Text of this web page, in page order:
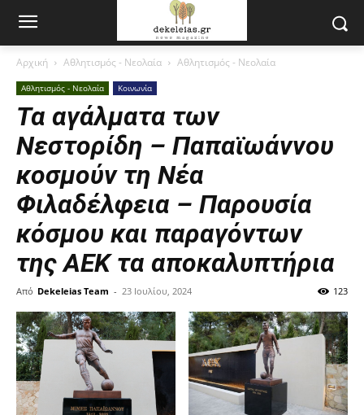
Αρχική Αθλητισμός - Νεολαία Αθλητισμός - Νεολαία
Αθλητισμός - Νεολαία Κοινωνία
Τα αγάλματα των
Νεστορίδη – Παπαϊωάννου
κοσμούν τη Νέα
Φιλαδέλφεια – Παρουσία
κόσμου και παραγόντων
της ΑΕΚ τα αποκαλυπτήρια
Από Dekeleias Team - 23 Ιουλίου, 2024 123